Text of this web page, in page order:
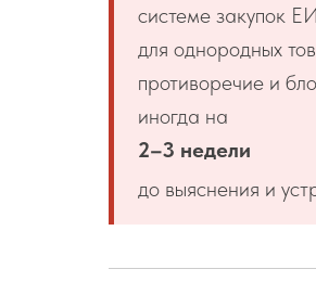
системе закупок
для однородных
противоречие и
иногда на
2–3 недели
до выяснения и